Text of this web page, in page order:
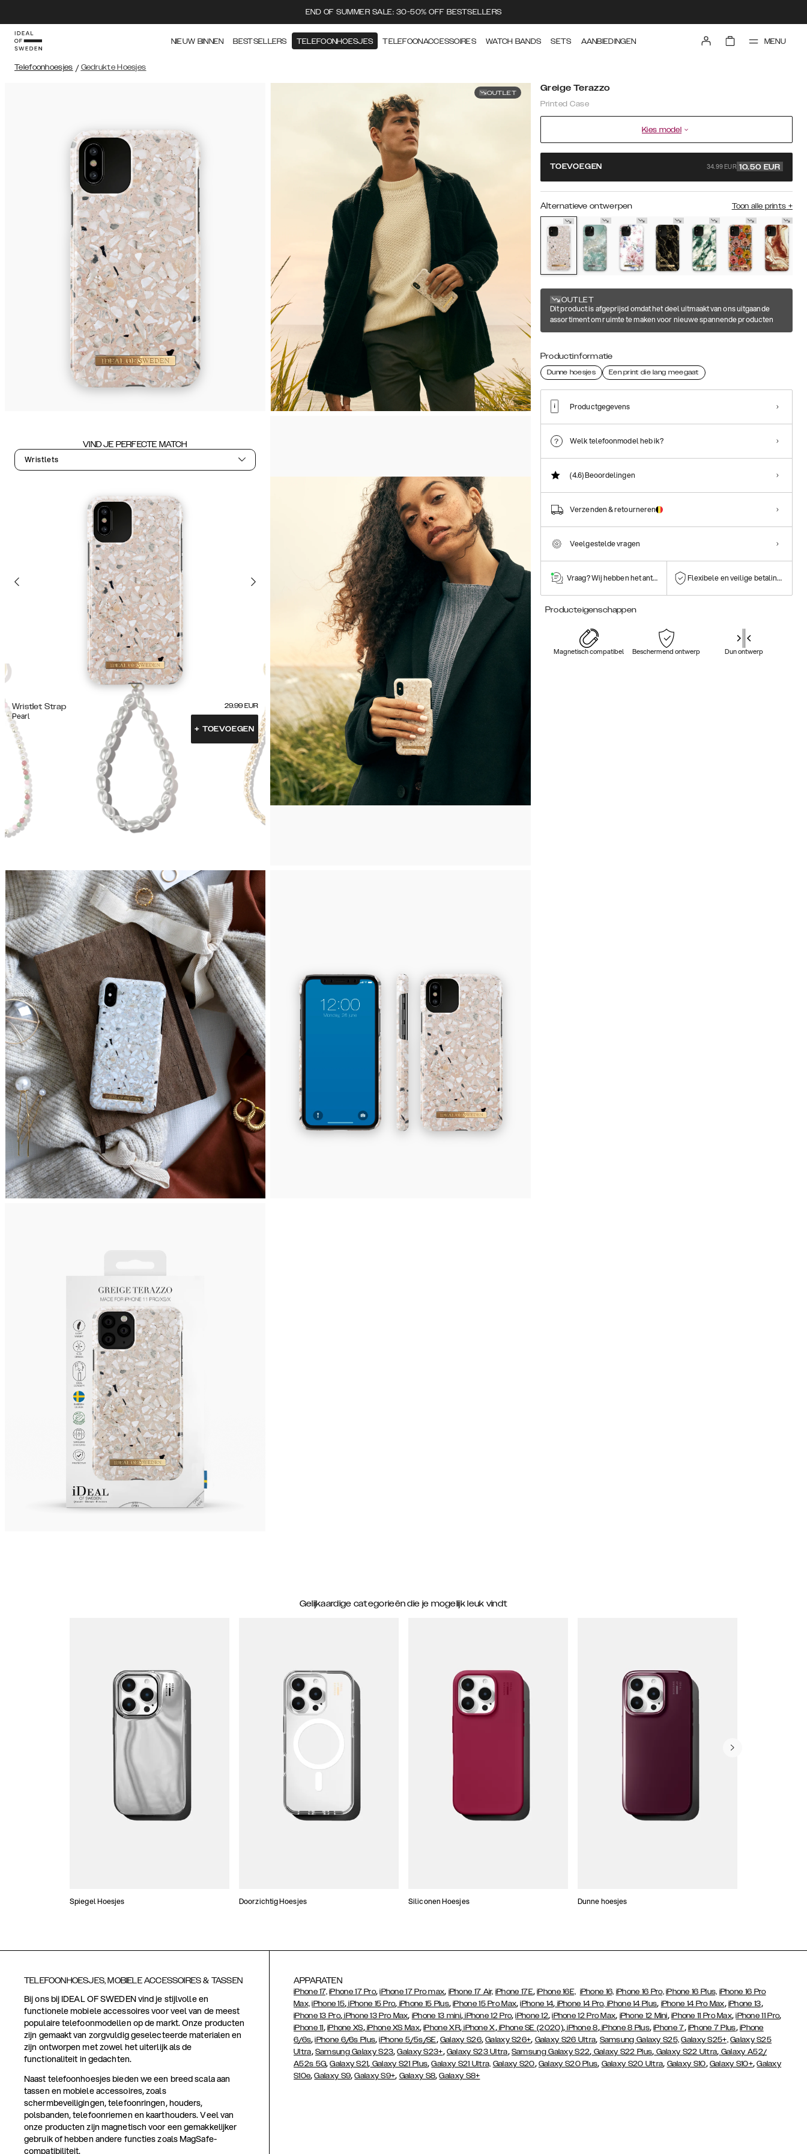
END OF SUMMER SALE: 30-50% OFF BESTSELLERS
NIEUW BINNEN BESTSELLERS TELEFOONHOESJES TELEFOONACCESSOIRES WATCH BANDS SETS AANBIEDINGEN MENU
Telefoonhoesjes / Gedrukte Hoesjes
OUTLET
VIND JE PERFECTE MATCH
Wristlets
Wristlet Strap
Pearl
29.99 EUR
+ TOEVOEGEN
Greige Terazzo
Printed Case
Kies model
TOEVOEGEN 34.99 EUR 10.50 EUR
Alternatieve ontwerpen Toon alle prints +
OUTLET
Dit product is afgeprijsd omdat het deel uitmaakt van ons uitgaande
assortiment om ruimte te maken voor nieuwe spannende producten
Productinformatie
Dunne hoesjes Een print die lang meegaat
Productgegevens
Welk telefoonmodel heb ik?
(4.6)Beoordelingen
Verzenden & retourneren
Veelgestelde vragen
Vraag? Wij hebben het antwoord! Flexibele en veilige betalingen
Producteigenschappen
Magnetisch compatibel Beschermend ontwerp Dun ontwerp
Gelijkaardige categorieën die je mogelijk leuk vindt
Spiegel Hoesjes Doorzichtig Hoesjes Siliconen Hoesjes Dunne hoesjes
TELEFOONHOESJES, MOBIELE ACCESSOIRES & TASSEN
Bij ons bij IDEAL OF SWEDEN vind je stijlvolle en
functionele mobiele accessoires voor veel van de meest
populaire telefoonmodellen op de markt. Onze producten
zijn gemaakt van zorgvuldig geselecteerde materialen en
zijn ontworpen met zowel het uiterlijk als de
functionaliteit in gedachten.
Naast telefoonhoesjes bieden we een breed scala aan
tassen en mobiele accessoires, zoals
schermbeveiligingen, telefoonringen, houders,
polsbanden, telefoonriemen en kaarthouders. Veel van
onze producten zijn magnetisch voor een gemakkelijker
gebruik of hebben andere functies zoals MagSafe-
compatibiliteit.
APPARATEN
iPhone 17, iPhone 17 Pro,iPhone 17 Pro max, iPhone 17 Air, iPhone 17E,iPhone 16E, iPhone 16, iPhone 16 Pro, iPhone 16 Plus, iPhone 16 Pro
Max, iPhone 15, iPhone 15 Pro, iPhone 15 Plus,iPhone 15 Pro Max,iPhone 14, iPhone 14 Pro, iPhone 14 Plus, iPhone 14 Pro Max, iPhone 13,
iPhone 13 Pro, iPhone 13 Pro Max, iPhone 13 mini,iPhone 12 Pro,iPhone 12,iPhone 12 Pro Max, iPhone 12 Mini, iPhone 11 Pro Max,iPhone 11 Pro,
iPhone 11, iPhone XS,iPhone XS Max,iPhone XR,iPhone X,iPhone SE (2020),iPhone 8,iPhone 8 Plus,iPhone 7, iPhone 7 Plus, iPhone
6/6s,iPhone 6/6s Plus,iPhone 5/5s/SE, Galaxy S26,Galaxy S26+, Galaxy S26 Ultra, Samsung Galaxy S25, Galaxy S25+, Galaxy S25
Ultra, Samsung Galaxy S23,Galaxy S23+, Galaxy S23 Ultra, Samsung Galaxy S22, Galaxy S22 Plus, Galaxy S22 Ultra, Galaxy A52/
A52s 5G,Galaxy S21, Galaxy S21 Plus,Galaxy S21 Ultra, Galaxy S20, Galaxy S20 Plus, Galaxy S20 Ultra, Galaxy S10, Galaxy S10+,Galaxy
S10e,Galaxy S9,Galaxy S9+, Galaxy S8,Galaxy S8+